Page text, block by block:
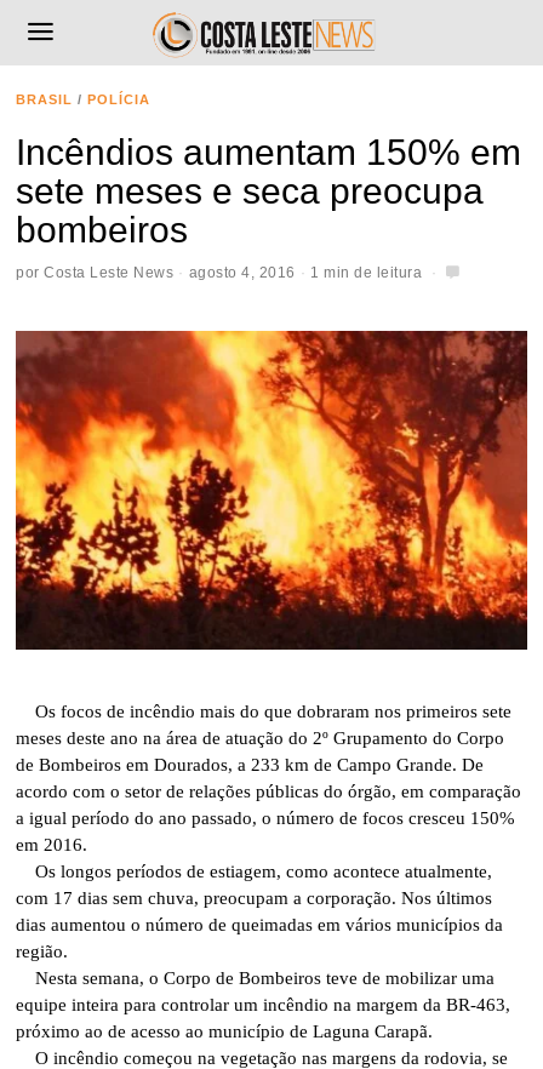
BRASIL / POLÍCIA
Incêndios aumentam 150% em
sete meses e seca preocupa
bombeiros
porCosta Leste News agosto 4, 2016 1 min de leitura
Os focos de incêndio mais do que dobraram nos primeiros sete
meses deste ano na área de atuação do 2º Grupamento do Corpo
de Bombeiros em Dourados, a 233 km de Campo Grande. De
acordo com o setor de relações públicas do órgão, em comparação
a igual período do ano passado, o número de focos cresceu 150%
em 2016.
Os longos períodos de estiagem, como acontece atualmente,
com 17 dias sem chuva, preocupam a corporação. Nos últimos
dias aumentou o número de queimadas em vários municípios da
região.
Nesta semana, o Corpo de Bombeiros teve de mobilizar uma
equipe inteira para controlar um incêndio na margem da BR-463,
próximo ao de acesso ao município de Laguna Carapã.
O incêndio começou na vegetação nas margens da rodovia, se